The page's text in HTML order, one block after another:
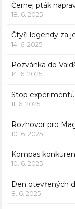
Černej pták
18. 6. 2025
Čtyři legendy za
14. 6. 2025
Pozvánka do
14. 6. 2025
Stop
11. 6. 2025
Rozhovor pro
10. 6. 2025
Kompas
10. 6. 2025
Den otevřených
8. 6. 2025